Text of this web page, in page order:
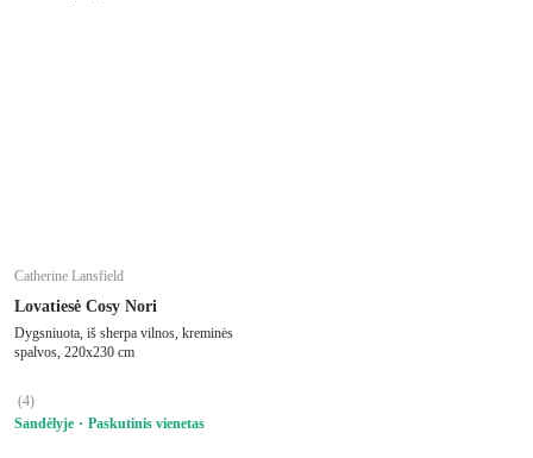
Catherine Lansfield
Lovatiesė Cosy Nori
Dygsniuota, iš sherpa vilnos, kreminės
spalvos, 220x230 cm
(4)
Sandėlyje
Paskutinis vienetas